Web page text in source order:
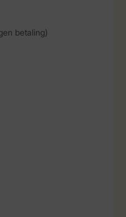
betaling)